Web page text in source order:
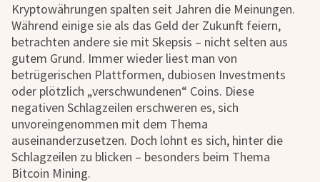
Kryptowährungen spalten seit Jahren die Meinungen.
Während einige sie als das Geld der Zukunft feiern,
betrachten andere sie mit Skepsis – nicht selten aus
gutem Grund. Immer wieder liest man von
betrügerischen Plattformen, dubiosen Investments
oder plötzlich „verschwundenen“ Coins. Diese
negativen Schlagzeilen erschweren es, sich
unvoreingenommen mit dem Thema
auseinanderzusetzen. Doch lohnt es sich, hinter die
Schlagzeilen zu blicken – besonders beim Thema
Bitcoin Mining.